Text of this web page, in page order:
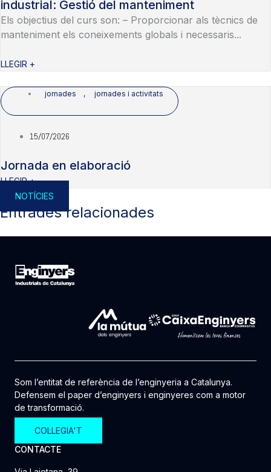
industrial: Gestió del manteniment
Els objectius del curs son: – Proporcionar als tècnics de
manteniment els coneixements globals i necessaris...
LLEGIR +
jornades , jornades i activitats
15/07/2026
Jornada en elaboració
LLEGIR +
NOTÍCIES
Entrades relacionades
Som l’entitat de referència de l’enginyeria a Catalunya.
Defensem el paper d’enginyers i enginyeres com a motor
de transformació.
COL·LEGIA'T
CONTACTE